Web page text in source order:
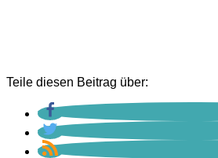
Teile diesen Beitrag über: